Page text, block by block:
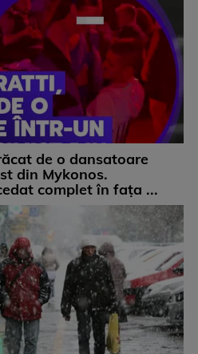
de o dansatoare
din Mykonos.
complet în fața ...